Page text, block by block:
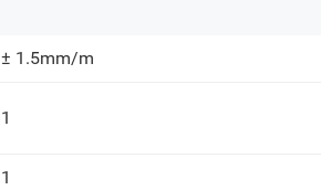
± 1.5mm/m
1
1